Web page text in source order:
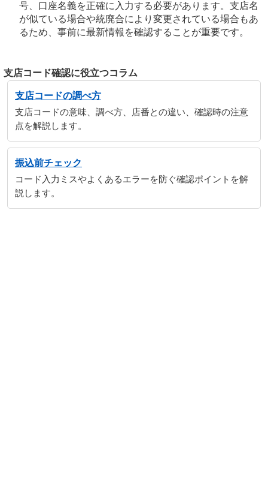
号、口座名義を正確に入力する必要があります。支店名
が似ている場合や統廃合により変更されている場合もあ
るため、事前に最新情報を確認することが重要です。
支店コード確認に役立つコラム
支店コードの調べ方
支店コードの意味、調べ方、店番との違い、確認時の注意
点を解説します。
振込前チェック
コード入力ミスやよくあるエラーを防ぐ確認ポイントを解
説します。